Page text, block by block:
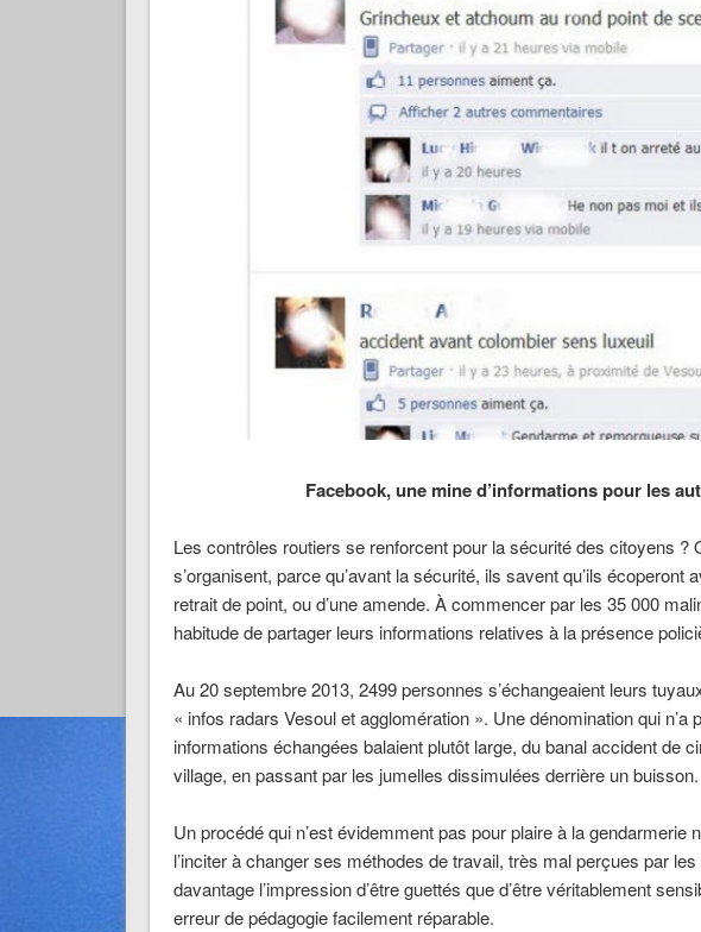
Facebook, une mine d’informations pour les
Les contrôles routiers se renforcent pour la sécurité des citoyens ?
s’organisent, parce qu’avant la sécurité, ils savent qu’ils écoperont
retrait de point, ou d’une amende. À commencer par les 35 000
habitude de partager leurs informations relatives à la présence
Au 20 septembre 2013, 2499 personnes s’échangeaient leurs
« infos radars Vesoul et agglomération ». Une dénomination qui n’a
informations échangées balaient plutôt large, du banal accident de
village, en passant par les jumelles dissimulées derrière un buisson.
Un procédé qui n’est évidemment pas pour plaire à la gendarmerie
l’inciter à changer ses méthodes de travail, très mal perçues par
davantage l’impression d’être guettés que d’être véritablement
erreur de pédagogie facilement réparable.